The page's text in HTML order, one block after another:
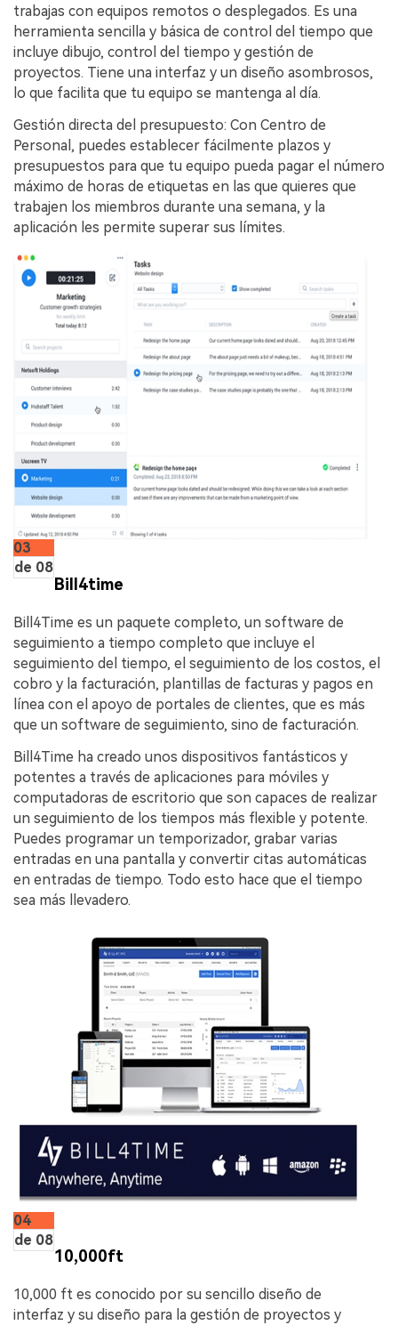
trabajas con equipos remotos o desplegados. Es una
herramienta sencilla y básica de control del tiempo que
incluye dibujo, control del tiempo y gestión de
proyectos. Tiene una interfaz y un diseño asombrosos,
lo que facilita que tu equipo se mantenga al día.
Gestión directa del presupuesto: Con Centro de
Personal, puedes establecer fácilmente plazos y
presupuestos para que tu equipo pueda pagar el número
máximo de horas de etiquetas en las que quieres que
trabajen los miembros durante una semana, y la
aplicación les permite superar sus límites.
03
de 08
Bill4time
Bill4Time es un paquete completo, un software de
seguimiento a tiempo completo que incluye el
seguimiento del tiempo, el seguimiento de los costos, el
cobro y la facturación, plantillas de facturas y pagos en
línea con el apoyo de portales de clientes, que es más
que un software de seguimiento, sino de facturación.
Bill4Time ha creado unos dispositivos fantásticos y
potentes a través de aplicaciones para móviles y
computadoras de escritorio que son capaces de realizar
un seguimiento de los tiempos más flexible y potente.
Puedes programar un temporizador, grabar varias
entradas en una pantalla y convertir citas automáticas
en entradas de tiempo. Todo esto hace que el tiempo
sea más llevadero.
04
de 08
10,000ft
10,000 ft es conocido por su sencillo diseño de
interfaz y su diseño para la gestión de proyectos y